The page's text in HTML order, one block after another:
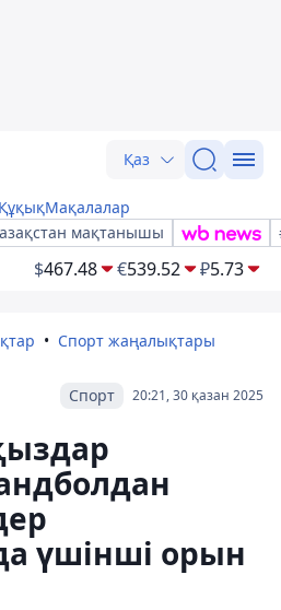
Қаз
ҚұқықМақалалар
мақтанышы
$467.48 €539.52 ₽5.73
Спорт жаңалықтары
20:21, 30 қазан 2025
Спорт
үшінші орын